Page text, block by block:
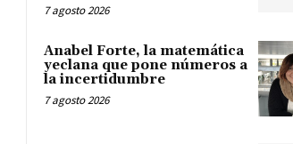
7 agosto 2026
Anabel Forte, la matemática
yeclana que pone números a
la incertidumbre
7 agosto 2026